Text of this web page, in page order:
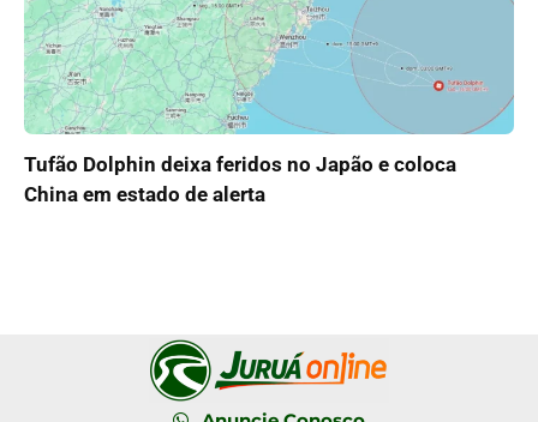
Tufão Dolphin deixa feridos no Japão e coloca
China em estado de alerta